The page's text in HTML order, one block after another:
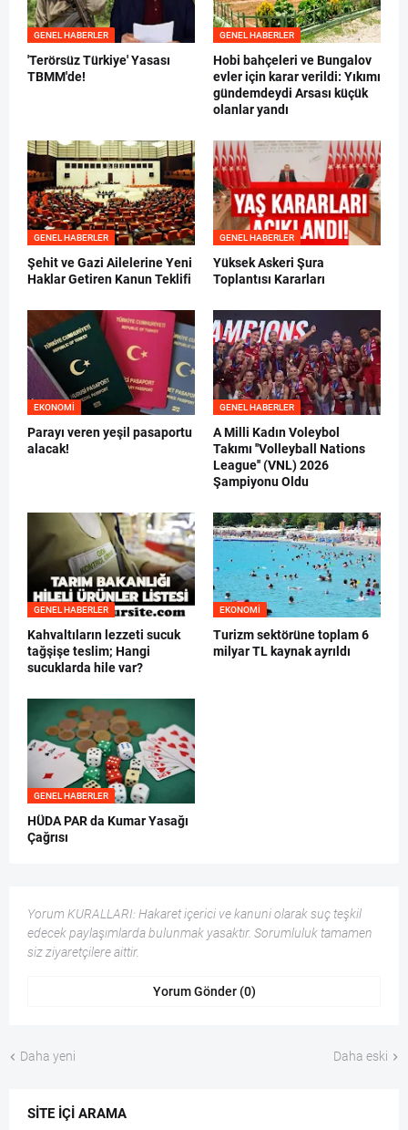
GENEL HABERLER
'Terörsüz Türkiye' Yasası
TBMM'de!
GENEL HABERLER
Hobi bahçeleri ve Bungalov
evler için karar verildi: Yıkımı
gündemdeydi Arsası küçük
olanlar yandı
GENEL HABERLER
Şehit ve Gazi Ailelerine Yeni
Haklar Getiren Kanun Teklifi
GENEL HABERLER
Yüksek Askeri Şura
Toplantısı Kararları
EKONOMI
Parayı veren yeşil pasaportu
alacak!
GENEL HABERLER
A Milli Kadın Voleybol
Takımı ''Volleyball Nations
League'' (VNL) 2026
Şampiyonu Oldu
GENEL HABERLER
Kahvaltıların lezzeti sucuk
tağşişe teslim; Hangi
sucuklarda hile var?
EKONOMI
Turizm sektörüne toplam 6
milyar TL kaynak ayrıldı
GENEL HABERLER
HÜDA PAR da Kumar Yasağı
Çağrısı
Yorum KURALLARI: Hakaret içerici ve kanuni olarak suç teşkil
edecek paylaşımlarda bulunmak yasaktır. Sorumluluk tamamen
siz ziyaretçilere aittir.
Yorum Gönder (0)
Daha yeni Daha eski
SITE İÇI ARAMA